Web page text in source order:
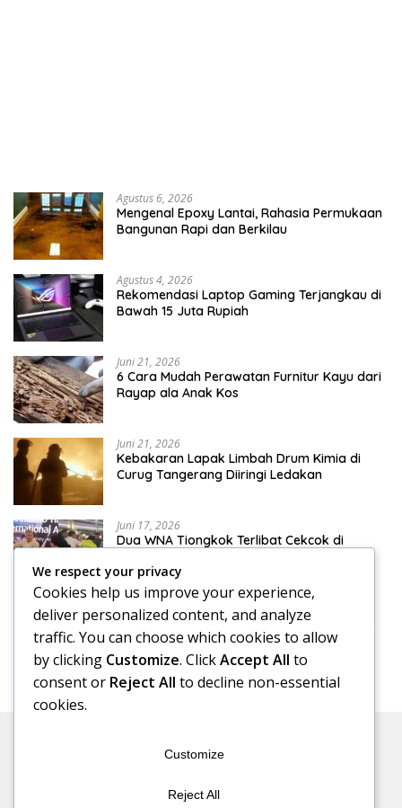
Agustus 6, 2026
Mengenal Epoxy Lantai, Rahasia Permukaan
Bangunan Rapi dan Berkilau
Agustus 4, 2026
Rekomendasi Laptop Gaming Terjangkau di
Bawah 15 Juta Rupiah
Juni 21, 2026
6 Cara Mudah Perawatan Furnitur Kayu dari
Rayap ala Anak Kos
Juni 21, 2026
Kebakaran Lapak Limbah Drum Kimia di
Curug Tangerang Diiringi Ledakan
Juni 17, 2026
Dua WNA Tiongkok Terlibat Cekcok di
Juni 17, 2026
Klinik Skoliosis Jakarta: Pilihan Terapi untuk
Menangani Kelengkungan Tulang Belakang
We respect your privacy
Cookies help us improve your experience,
deliver personalized content, and analyze
traffic. You can choose which cookies to allow
by clicking Customize. ClickAccept All to
consent or Reject All to decline non-essential
cookies.
Customize
Reject All